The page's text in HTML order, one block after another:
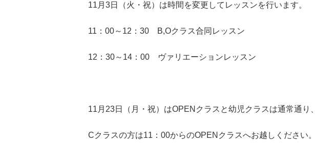
11月3日（火・祝）は時間を変更してレッスンを行います。
11：00～12：30 B,Oクラス合同レッスン
12：30～14：00 ヴァリエーションレッスン
11月23日（月・祝）はOPENクラスと幼児クラスは通常通り、
Cクラスの方は11：00からのOPENクラスへお越しください。